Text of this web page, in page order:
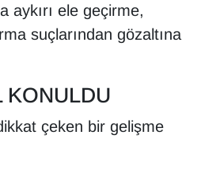
aykırı ele geçirme,
suçlarından gözaltına
KONULDU
çeken bir gelişme